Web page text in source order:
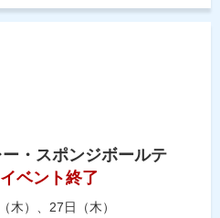
・スポンジボールテ
イベント終了
木）、27日（木）